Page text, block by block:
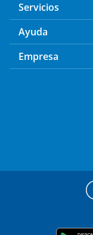
Servicios
Ayuda
Empresa